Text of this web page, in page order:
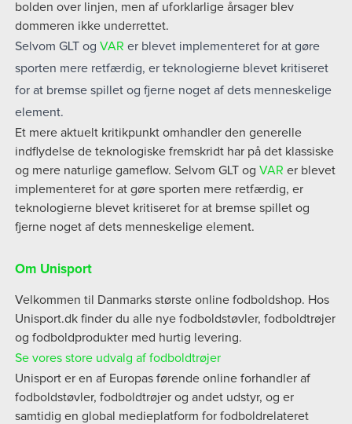
bolden over linjen, men af uforklarlige årsager blev
dommeren ikke underrettet.
Selvom GLT og VAR er blevet implementeret for at gøre
sporten mere retfærdig, er teknologierne blevet kritiseret
for at bremse spillet og fjerne noget af dets menneskelige
element.
Et mere aktuelt kritikpunkt omhandler den generelle
indflydelse de teknologiske fremskridt har på det klassiske
og mere naturlige gameflow. Selvom GLT og VAR er blevet
implementeret for at gøre sporten mere retfærdig, er
teknologierne blevet kritiseret for at bremse spillet og
fjerne noget af dets menneskelige element.
Om Unisport
Velkommen til Danmarks største online fodboldshop. Hos
Unisport.dk finder du alle nye fodboldstøvler, fodboldtrøjer
og fodboldprodukter med hurtig levering.
Se vores store udvalg af fodboldtrøjer
Unisport er en af Europas førende online forhandler af
fodboldstøvler, fodboldtrøjer og andet udstyr, og er
samtidig en global medieplatform for fodboldrelateret